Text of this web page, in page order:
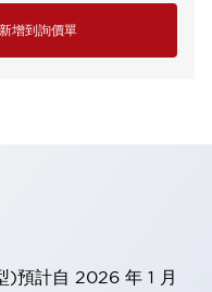
新增到詢價單
)預計自 2026 年 1 月